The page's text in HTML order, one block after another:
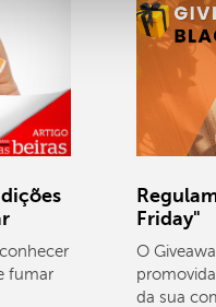
fumar
Friday"
O
da sua